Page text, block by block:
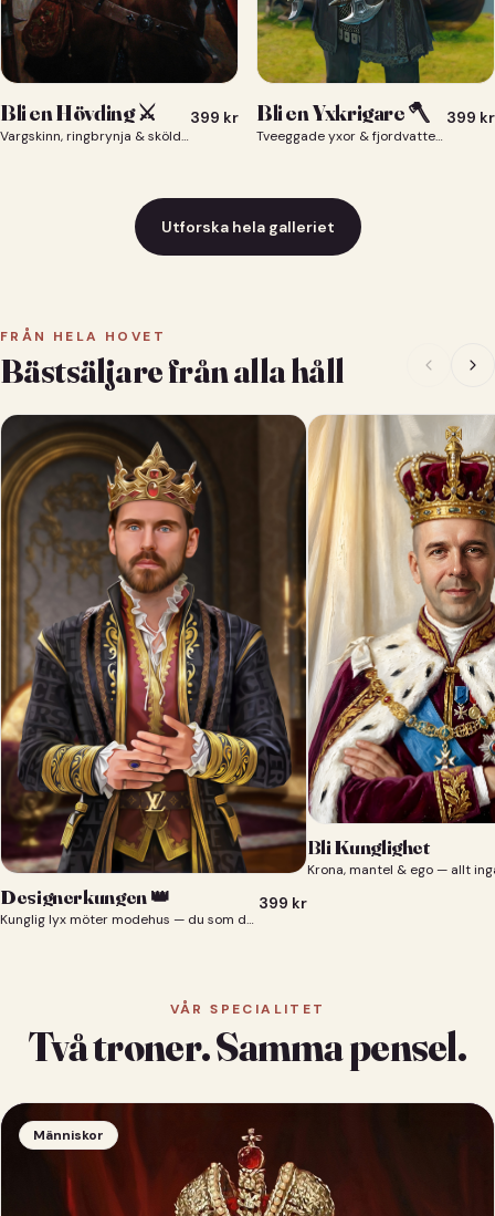
Bli en Hövding ⚔️
Vargskinn, ringbrynja & sköld — du som nordisk krigsherre ⚔️
399 kr Bli en Yxkrigare 🪓
Tveeggade yxor & fjordvatten bakom dig 🪓
399 kr
Utforska hela galleriet
FRÅN HELA HOVET
Bästsäljare från alla håll
Designerkungen 👑
Kunglig lyx möter modehus — du som designerkung 👑
399 kr
Bli Kunglighet
Krona, mantel & ego — allt
VÅR SPECIALITET
Två troner. Samma pensel.
Människor